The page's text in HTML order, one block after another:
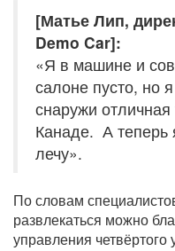
[Матье Лип,
Demo Car]:
«Я в машине и
салоне пусто, но
снаружи
Канаде. А теперь
лечу».
По словам
развлекаться можно
управления четвёртого